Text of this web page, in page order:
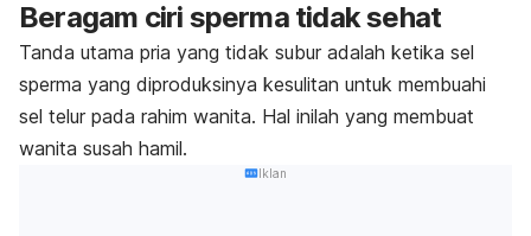
Beragam ciri sperma tidak sehat
Tanda utama pria yang tidak subur adalah ketika sel
sperma yang diproduksinya kesulitan untuk membuahi
sel telur pada rahim wanita. Hal inilah yang membuat
wanita susah hamil.
Iklan